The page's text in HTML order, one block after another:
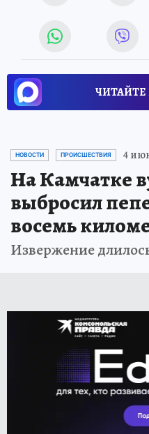
ЧИТАЙТЕ
НОВОСТИ ПРОИСШЕСТВИЯ 4
На Камчатке
выбросил
восемь
Извержение